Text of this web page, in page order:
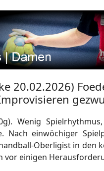
20.02.2026)
Wenig
Nach einwöchiger
Oberligist in den
vor einigen